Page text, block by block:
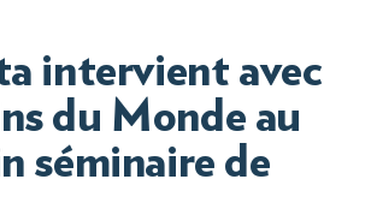
intervient avec
du Monde au
séminaire de